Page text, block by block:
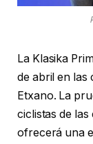
La Klasika
de abril en las
Etxano. La
ciclistas de
ofrecerá una